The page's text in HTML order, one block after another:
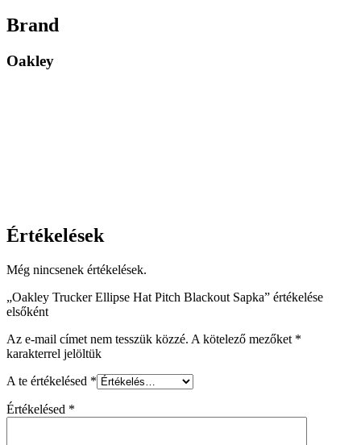
Brand
Oakley
Értékelések
Még nincsenek értékelések.
„Oakley Trucker Ellipse Hat Pitch Blackout Sapka” értékelése
elsőként
Az e-mail címet nem tesszük közzé. A kötelező mezőket *
karakterrel jelöltük
A te értékelésed *
Értékelésed *